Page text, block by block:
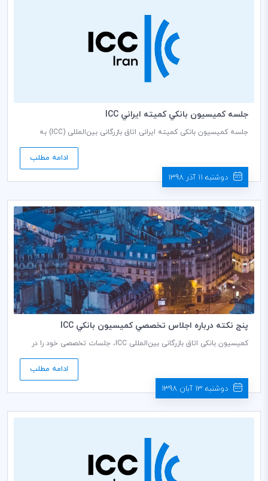
جلسه كميسيون بانكي كميته ايراني ICC
جلسه کمیسیون بانکی کمیته ایرانی اتاق بازرگانی بین‌المللی (ICC) به
10:00 صبح در سالن جلسات طبقه هشتم اتاق بازرگانی، صنایع، معادن و
ادامه مطلب
دوشنبه 11 آذر 1398
پنج نكته درباره اجلاس تخصصي كميسيون بانكي ICC
کمیسیون بانکی اتاق بازرگانی بین‌المللی ICC،‌ جلسات تخصصی خود را در
روز ‌رسانی کارگروه‌ها و گروه‌های کاری کلیدی در این جلسه مورد بررسی قرار
داد.
ادامه مطلب
دوشنبه 13 آبان 1398